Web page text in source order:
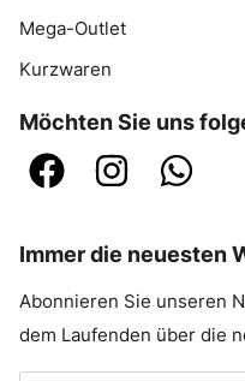
Mega-Outlet
Kurzwaren
Möchten Sie uns
Immer die neuesten
Abonnieren Sie unseren
dem Laufenden über die